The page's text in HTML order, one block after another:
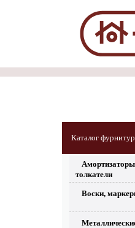
Каталог
толкатели
Воски,